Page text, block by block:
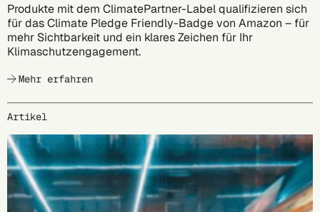
Produkte mit dem ClimatePartner-Label qualifizieren sich
für das Climate Pledge Friendly-Badge von Amazon – für
mehr Sichtbarkeit und ein klares Zeichen für Ihr
Klimaschutzengagement.
Mehr erfahren
Artikel